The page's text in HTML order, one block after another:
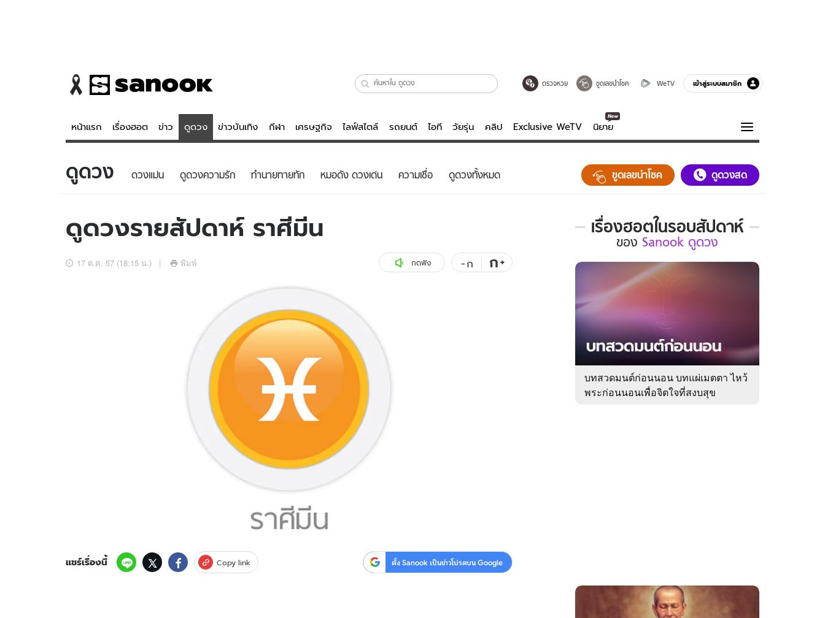
ตรวจหวย ขูดเลขนำโชค WeTV เข้าสู่ระบบสมาชิก
หน้าแรก เรื่องฮอต ข่าว ดูดวง ข่าวบันเทิง กีฬา เศรษฐกิจ ไลฟ์สไตล์ รถยนต์ ไอที วัยรุ่น คลิป Exclusive WeTV นิยาย
ข่าว
ข่าวบันเทิง
ดูดวง - ตรวจหวย
สถิติหวยไทย
ไลฟ์สไตล์
รถยนต์
เที่ยว-กิน
Tasteful Thailand
Sanook Choice
คลิป
พอดแคสต์
ความรู้รอบตัว
ฮาวทู
ติดตามสนุกโซเชียลได้ที่
บริษัท อิมเมจ ฟิวเจอร์ (ประเทศไทย) จำกัด
ดูดวง ดวงแม่น ดูดวงความรัก ทํานายทายทัก หมอดัง ดวงเด่น ความเชื่อ ดูดวงทั้งหมด ขูดเลขนำโชค ดูดวงสด
ดูดวงรายสัปดาห์ ราศีมีน
17 ต.ค. 57 (18:15 น.) พิมพ์ กดฟัง -ก ก+
แชร์เรื่องนี้ Copy link ตั้ง Sanook เป็นข่าวโปรดบน Google
เรื่องฮอตในรอบสัปดาห์
เรื่อง
ใน
รอบ
ของ
Sanook
ดูด
ของ Sanook ดูดวง
บทสวดมนต์ก่อนนอน บทแผ่เมตตา ไหว้
พระก่อนนอนเพื่อจิตใจที่สงบสุข